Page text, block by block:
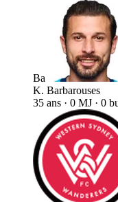
Ba
K. Barbarouses
35 ans · 0 MJ · 0